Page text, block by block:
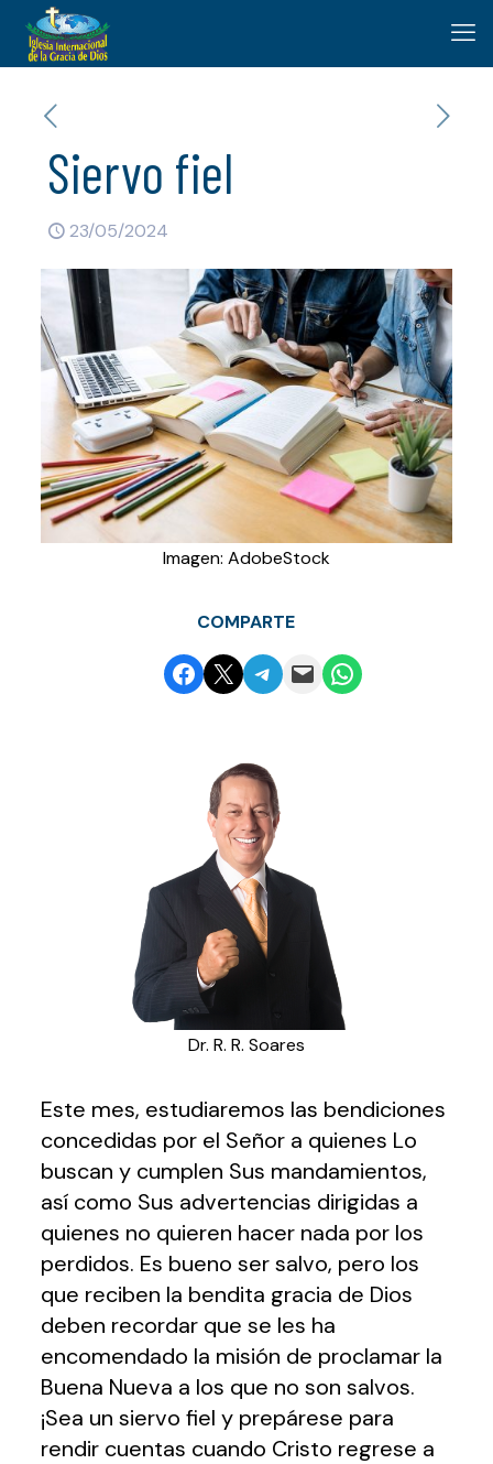
Siervo fiel
23/05/2024
Imagen: AdobeStock
COMPARTE
Compartir en Facebook
Envía esta página por correo electrónico
Compartir en Telegram
Envía esta página por correo electrónico
Compartir en WhatsApp
Dr. R. R. Soares
Este mes, estudiaremos las bendiciones
concedidas por el Señor a quienes Lo
buscan y cumplen Sus mandamientos,
así como Sus advertencias dirigidas a
quienes no quieren hacer nada por los
perdidos. Es bueno ser salvo, pero los
que reciben la bendita gracia de Dios
deben recordar que se les ha
encomendado la misión de proclamar la
Buena Nueva a los que no son salvos.
¡Sea un siervo fiel y prepárese para
rendir cuentas cuando Cristo regrese a